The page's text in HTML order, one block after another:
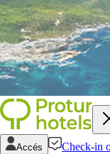
Accés Check-in